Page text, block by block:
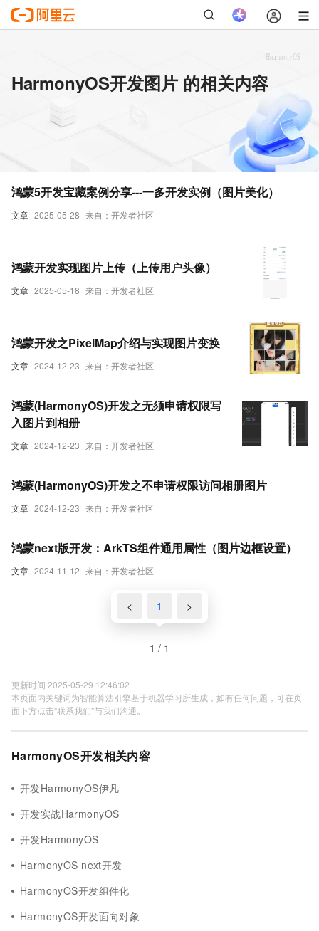
HarmonyOS开发图片 的相关内容
文章 2025-05-28 来自：开发者社区
鸿蒙5开发宝藏案例分享---一多开发实例（图片美化）
文章 2025-05-18 来自：开发者社区
鸿蒙开发实现图片上传（上传用户头像）
文章 2024-12-23 来自：开发者社区
鸿蒙开发之PixelMap介绍与实现图片变换
文章 2024-12-23 来自：开发者社区
鸿蒙(HarmonyOS)开发之无须申请权限写
入图片到相册
文章 2024-12-23 来自：开发者社区
鸿蒙(HarmonyOS)开发之不申请权限访问相册图片
文章 2024-11-12 来自：开发者社区
鸿蒙next版开发：ArkTS组件通用属性（图片边框设置）
< 1 >
1 / 1
更新时间 2025-05-29 12:46:02
本页面内关键词为智能算法引擎基于机器学习所生成，如有任何问题，可在页
面下方点击"联系我们"与我们沟通。
HarmonyOS开发相关内容
开发HarmonyOS伊凡
开发实战HarmonyOS
开发HarmonyOS
HarmonyOS next开发
HarmonyOS开发组件化
HarmonyOS开发面向对象